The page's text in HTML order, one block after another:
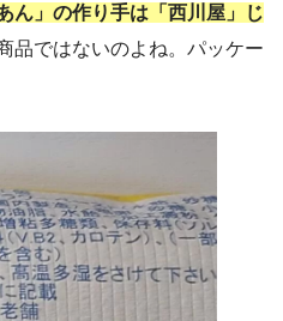
ん」の作り手は「西川屋」じ
品ではないのよね。パッケー